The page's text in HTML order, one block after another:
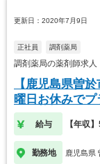
更新日：2020年7月9日
正社員 調剤薬局
調剤薬局の薬剤師求
【鹿児島県曽
曜日お休みでプ
給与 【年収
勤務地 鹿児島県